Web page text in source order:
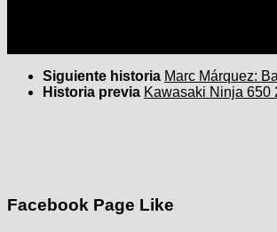
Siguiente historia Marc Márquez:
Historia previa Kawasaki Ninja 650
Facebook Page Like